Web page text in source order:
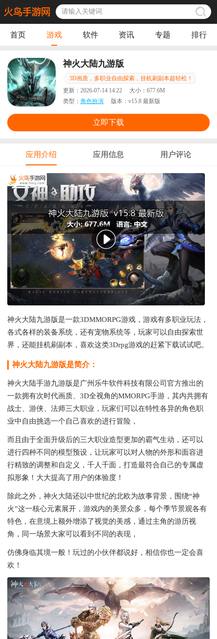
首页 游戏 软件 资讯 专题 排行
神火大陆九游版
3D画质，多职业自由探索，挂机刷副本超轻松！
更新： 2026-07-14 14:22 大小： 677.6M
类型： 角色扮演 版本： v15.8 最新版
立即下载
应用介绍 应用信息 用户评论
神火大陆九游版是一款3DMMORPG游戏，游戏有多职业玩法，
各式各样的装备系统，还有宠物系统等，玩家可以自由探索世
界，还能挂机刷副本，喜欢这类3Drpg游戏的赶紧下载试试吧。
神火大陆九游版是简介：
神火大陆手游九游版是广州乐牛软件科技有限公司官方推出的
一款拥有次时代画质、3D全视角的MMORPG手游，其内共拥有
战士、游侠、法师三大职业，玩家们可以在特性各异的角色职
业中自由挑选一个自己喜欢的进行冒险，
而且由于全面升级后的三大职业造型更加的霸气生动，还可以
进行四种不同的模型预设，让玩家可以对人物的外形和面容进
行精致的调整和自定义，千人千面，打造最符合自己的专属虚
拟形象！大大提高了用户的体验度！
除此之外，神火大陆还以中世纪的北欧为故事背景，围绕“神
火”这一核心元素展开，游戏内的美景众多，每个季节景观各有
特色，在意境上额外增添了视觉的美感，通过主角的游历视
角，同一场景大家可以看到不同的表现，
仿佛身临其境一般！玩过的小伙伴都说好，相信你也一定会喜
欢！